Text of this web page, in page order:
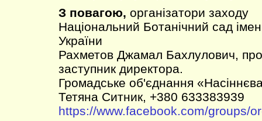
З повагою, організатори заходу
Національний Ботанічний сад
України
Рахметов Джамал Бахлулович,
заступник директора.
Громадське об'єднання
Тетяна Ситник, +380 633383939
https://www.facebook.com/groups/